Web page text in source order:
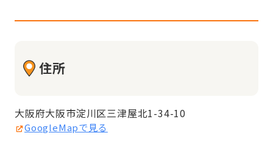
住所
大阪府大阪市淀川区三津屋北1-34-10
GoogleMapで見る